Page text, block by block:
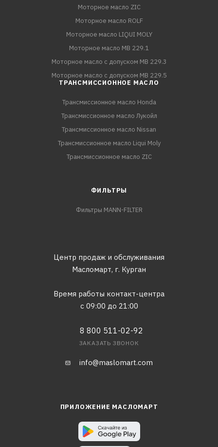
Моторное масло ZIC
Моторное масло ROLF
Моторное масло LIQUI MOLY
Моторное масло MB 229.1
Моторное масло с допуском MB 229.3
Моторное масло с допуском MB 229.5
ТРАНСМИССИОННОЕ МАСЛО
Трансмиссионное масло Honda
Трансмиссионное масло Лукойл
Трансмиссионное масло Nissan
Трансмиссионное масло Liqui Moly
Трансмиссионное масло ZIC
ФИЛЬТРЫ
Фильтры MANN-FILTER
Центр продаж и обслуживания
Масломарт, г. Курган
Время работы контакт-центра
с 09:00 до 21:00
8 800 511-02-92
ЗАКАЗАТЬ ЗВОНОК
info@maslomart.com
ПРИЛОЖЕНИЕ МАСЛОМАРТ